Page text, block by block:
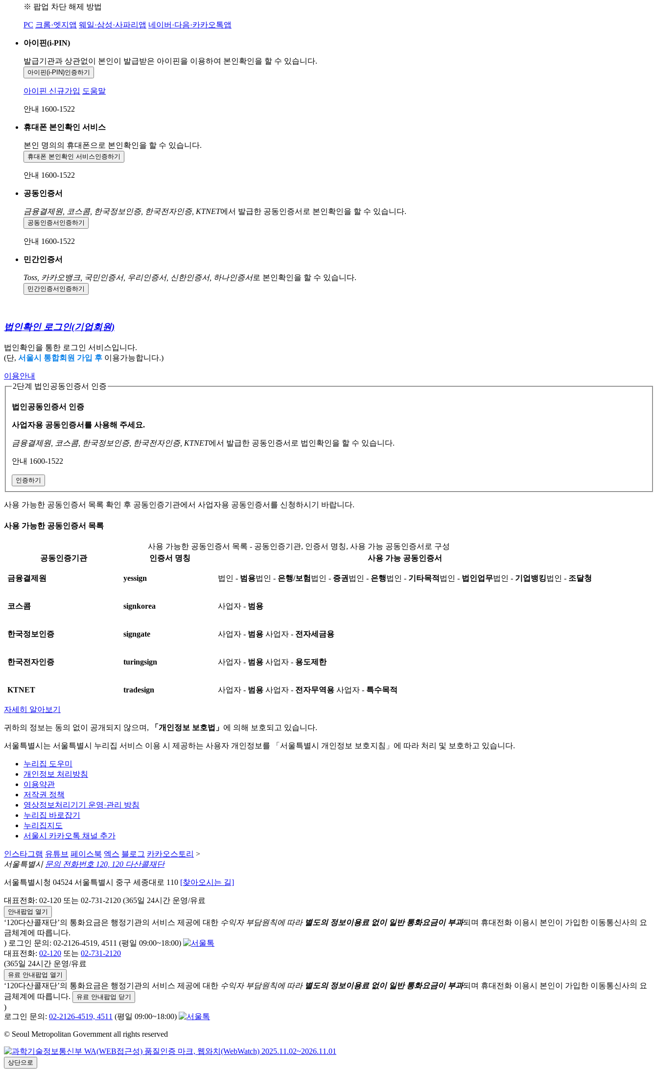
※ 팝업 차단 해제 방법
PC 크롬·엣지앱 웨일·삼성·사파리앱 네이버·다음·카카오톡앱
아이핀(i-PIN)
발급기관과 상관없이 본인이 발급받은 아이핀을 이용하여 본인확인을 할 수 있습니다.
아이핀(i-PIN)인증하기
아이핀 신규가입 도움말
안내 1600-1522
휴대폰 본인확인 서비스
본인 명의의 휴대폰으로 본인확인을 할 수 있습니다.
휴대폰 본인확인 서비스인증하기
안내 1600-1522
공동인증서
금융결제원, 코스콤, 한국정보인증, 한국전자인증, KTNET에서 발급한 공동인증서로 본인확인을 할 수 있습니다.
공동인증서 인증하기
안내 1600-1522
민간인증서
Toss, 카카오뱅크, 국민인증서, 우리인증서, 신한인증서, 하나인증서로 본인확인을 할 수 있습니다.
민간인증서 인증하기
법인확인 로그인(기업회원)
법인확인을 통한 로그인 서비스입니다.
(단, 서울시 통합회원 가입 후 이용가능합니다.)
이용안내
2단계 법인공동인증서 인증
법인공동인증서 인증
사업자용 공동인증서를 사용해 주세요.
금융결제원, 코스콤, 한국정보인증, 한국전자인증, KTNET에서 발급한 공동인증서로 법인확인을 할 수 있습니다.
안내 1600-1522
인증하기
사용 가능한 공동인증서 목록 확인 후 공동인증기관에서 사업자용 공동인증서를 신청하시기 바랍니다.
사용 가능한 공동인증서 목록
사용 가능한 공동인증서 목록 - 공동인증기관, 인증서 명칭, 사용 가능 공동인증서로 구성
공동인증기관
인증서 명칭 사용 가능 공동인증서
금융결제원 yessign 법인 - 범용법인 - 은행/보험 법인 - 증권 법인 - 은행법인 - 기타목적 법인 - 법인업무법인 - 기업뱅킹법인 - 조달청
코스콤 signkorea 사업자 - 범용
한국정보인증 signgate 사업자 - 범용 사업자 - 전자세금용
한국전자인증 turingsign 사업자 - 범용 사업자 - 용도제한
KTNET tradesign 사업자 - 범용 사업자 - 전자무역용 사업자 - 특수목적
자세히 알아보기
귀하의 정보는 동의 없이 공개되지 않으며, 「개인정보 보호법」 에 의해 보호되고 있습니다.
서울특별시는 서울특별시 누리집 서비스 이용 시 제공하는 사용자 개인정보를 「서울특별시 개인정보 보호지침」에 따라 처리 및 보호하고 있습니다.
누리집 도우미
개인정보 처리방침
이용약관
저작권 정책
영상정보처리기기 운영·관리 방침
누리집 바로잡기
누리집지도
서울시 카카오톡 채널 추가
인스타그램 유튜브 페이스북 엑스 블로그 카카오스토리 >
서울특별시 문의 전화번호 120, 120 다산콜재단
서울특별시청 04524 서울특별시 중구 세종대로 110 [찾아오시는 길]
대표전화: 02-120 또는 02-731-2120 (365일 24시간 운영/유료
안내팝업 열기
‘120다산콜재단’의 통화요금은 행정기관의 서비스 제공에 대한 수익자 부담원칙에 따라 별도의 정보이용료 없이 일반 통화요금이 부과되며 휴대전화 이용시 본인이 가입한 이동통신사의 요
금체계에 따릅니다.
) 로그인 문의: 02-2126-4519, 4511 (평일 09:00~18:00)
대표전화: 02-120 또는 02-731-2120
(365일 24시간 운영/유료
유료 안내팝업 열기
‘120다산콜재단’의 통화요금은 행정기관의 서비스 제공에 대한 수익자 부담원칙에 따라 별도의 정보이용료 없이 일반 통화요금이 부과되며 휴대전화 이용시 본인이 가입한 이동통신사의 요
금체계에 따릅니다.
유료 안내팝업 닫기
)
로그인 문의: 02-2126-4519, 4511 (평일 09:00~18:00)
© Seoul Metropolitan Government all rights reserved
상단으로